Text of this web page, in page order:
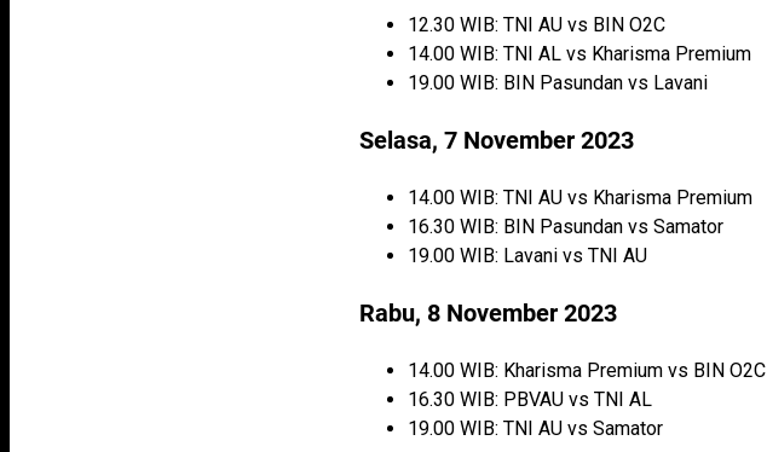
12.30 WIB: TNI AU vs BIN O2C
14.00 WIB: TNI AL vs Kharisma Premium
19.00 WIB: BIN Pasundan vs Lavani
Selasa, 7 November 2023
14.00 WIB: TNI AU vs Kharisma Premium
16.30 WIB: BIN Pasundan vs Samator
19.00 WIB: Lavani vs TNI AU
Rabu, 8 November 2023
14.00 WIB: Kharisma Premium vs BIN O2C
16.30 WIB: PBVAU vs TNI AL
19.00 WIB: TNI AU vs Samator